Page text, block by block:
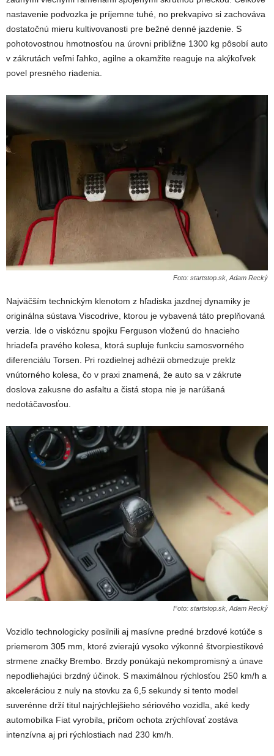
nastavenie podvozka je príjemne tuhé, no prekvapivo si zachováva
dostatočnú mieru kultivovanosti pre bežné denné jazdenie. S
pohotovostnou hmotnosťou na úrovni približne 1300 kg pôsobí auto
v zákrutách veľmi ľahko, agilne a okamžite reaguje na akýkoľvek
povel presného riadenia.
Foto: startstop.sk, Adam Recký
Najväčším technickým klenotom z hľadiska jazdnej dynamiky je
originálna sústava Viscodrive, ktorou je vybavená táto preplňovaná
verzia. Ide o viskóznu spojku Ferguson vloženú do hnacieho
hriadeľa pravého kolesa, ktorá supluje funkciu samosvorného
diferenciálu Torsen. Pri rozdielnej adhézii obmedzuje preklz
vnútorného kolesa, čo v praxi znamená, že auto sa v zákrute
doslova zakusne do asfaltu a čistá stopa nie je narúšaná
nedotáčavosťou.
Foto: startstop.sk, Adam Recký
Vozidlo technologicky posilnili aj masívne predné brzdové kotúče s
priemerom 305 mm, ktoré zvierajú vysoko výkonné štvorpiestikové
strmene značky Brembo. Brzdy ponúkajú nekompromisný a únave
nepodliehajúci brzdný účinok. S maximálnou rýchlosťou 250 km/h a
akceleráciou z nuly na stovku za 6,5 sekundy si tento model
suverénne drží titul najrýchlejšieho sériového vozidla, aké kedy
automobilka Fiat vyrobila, pričom ochota zrýchľovať zostáva
intenzívna aj pri rýchlostiach nad 230 km/h.